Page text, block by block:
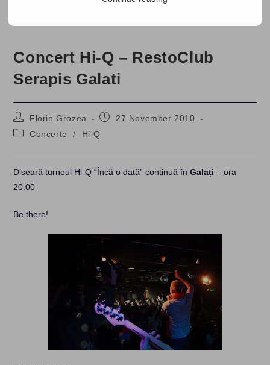
Concert Hi-Q – RestoClub
Serapis Galati
Post
author:
Florin Grozea
Post27 November 2010
PostConcerte / Hi-Q
Diseară turneul Hi-Q “Încă o dată” continuă înGalați – ora
20:00
Be there!